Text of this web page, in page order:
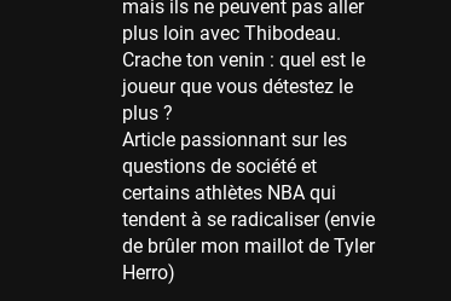
Memphis Grizzlies
39 sessions
Cleveland Cavaliers
38 sessions
Orlando Magic
36 sessions
Euroleague
34 sessions
Charlotte Hornets
mais ils ne peuvent pas aller
plus loin avec Thibodeau.
Crache ton venin : quel est le
joueur que vous détestez le
plus ?
Article passionnant sur les
questions de société et
certains athlètes NBA qui
tendent à se radicaliser (envie
de brûler mon maillot de Tyler
Herro)